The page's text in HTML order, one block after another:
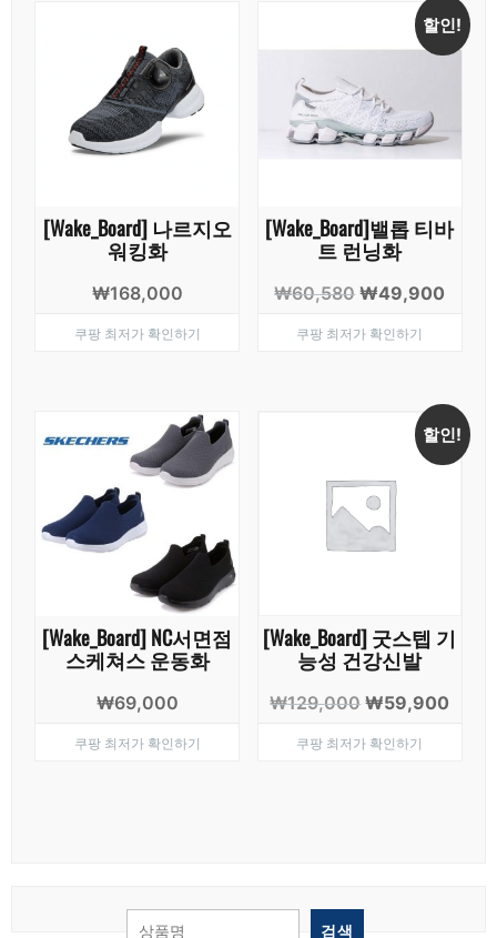
[Wake_Board] 나르지오
워킹화
₩168,000
쿠팡 최저가 확인하기
할인!
[Wake_Board]밸롭 티바
트 런닝화
₩60,580 원
가
₩49,900
쿠팡 최저가 확인하기
[Wake_Board] NC서면점
스케쳐스 운동화
₩69,000
쿠팡 최저가 확인하기
할인!
[Wake_Board] 굿스텝 기
능성 건강신발
₩129,000 원
가
₩59,900
쿠팡 최저가 확인하기
검색